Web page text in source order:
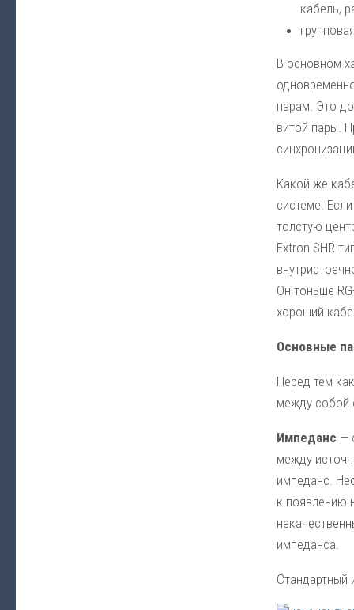
кабель,
В основном
парам. Это
витой пары.
Какой же
системе.
толстую
Extron SHR
Он тоньше
хороший
Основные
Перед тем
между собой
Импеданс —
между
импеданс.
к появлению
импеданса.
Стандартный